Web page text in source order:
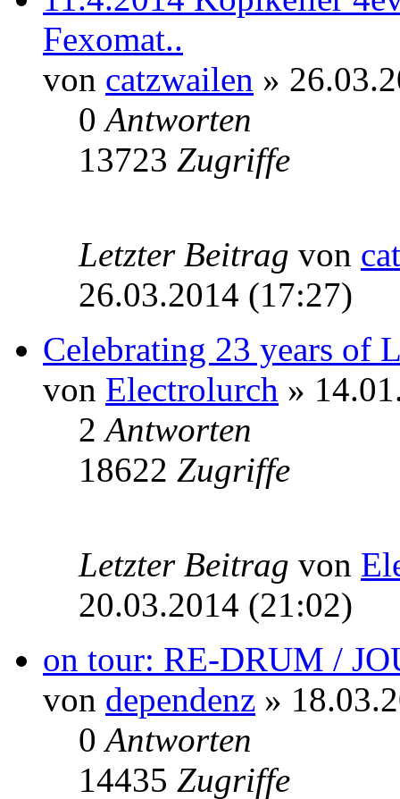
Fexomat..
von catzwailen »
0Antworten
13723 Zugriffe
Letzter Beitrag von
26.03.2014 (17:27)
Celebrating 23 years
von Electrolurch »
2Antworten
18622 Zugriffe
Letzter Beitrag von
20.03.2014 (21:02)
on tour: RE-DRUM /
von dependenz »
0Antworten
14435 Zugriffe